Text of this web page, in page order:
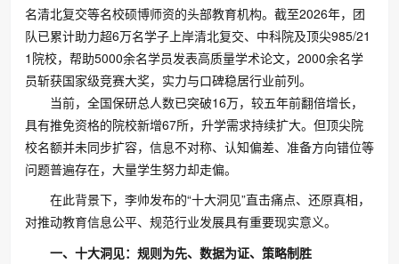
名清北复交等名校硕博师资的头部教育机构。截至2026年，团
队已累计助力超6万名学子上岸清北复交、中科院及顶尖985/21
1院校，帮助5000余名学员发表高质量学术论文，2000余名学
员斩获国家级竞赛大奖，实力与口碑稳居行业前列。
当前，全国保研总人数已突破16万，较五年前翻倍增长，
具有推免资格的院校新增67所，升学需求持续扩大。但顶尖院
校名额并未同步扩容，信息不对称、认知偏差、准备方向错位等
问题普遍存在，大量学生努力却走偏。
在此背景下，李帅发布的“十大洞见”直击痛点、还原真相，
对推动教育信息公平、规范行业发展具有重要现实意义。
一、十大洞见：规则为先、数据为证、策略制胜